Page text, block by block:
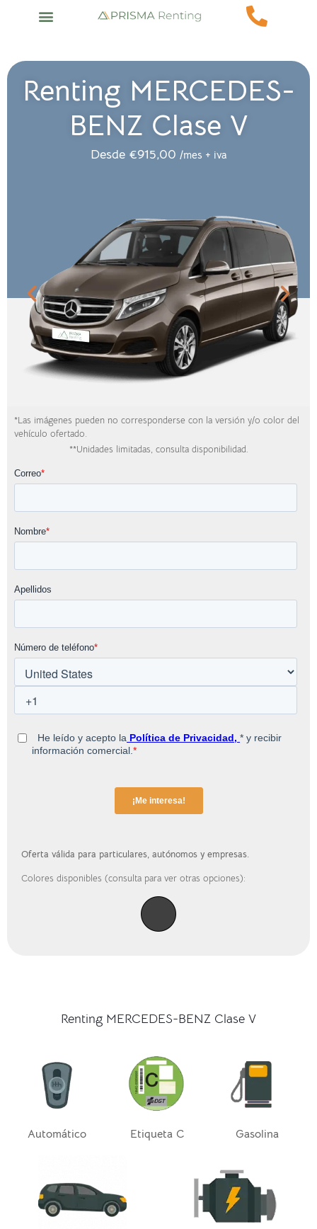
Renting MERCEDES-
BENZ Clase V
Desde €915,00 /mes + iva
*Las imágenes pueden no corresponderse con la versión y/o color del
vehículo ofertado.
**Unidades limitadas, consulta disponibilidad.
Oferta válida para particulares, autónomos y empresas.
Colores disponibles (consulta para ver otras opciones):
Renting MERCEDES-BENZ Clase V
Automático Etiqueta C Gasolina